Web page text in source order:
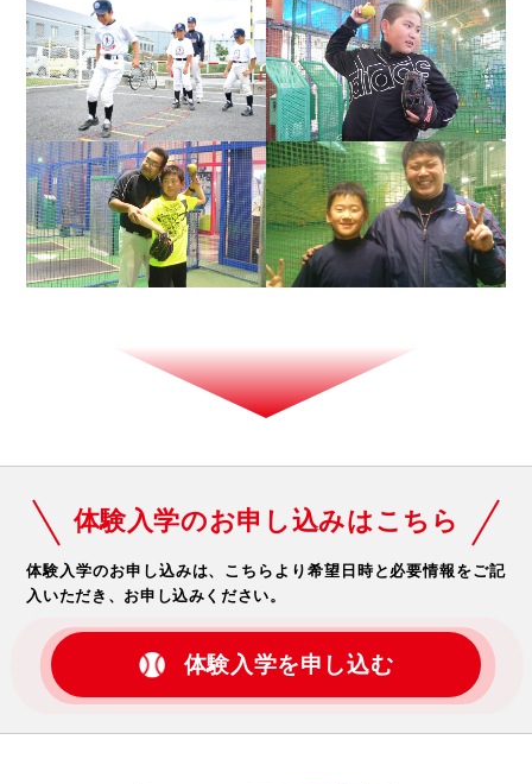
体験入学のお申し込みはこちら
体験入学のお申し込みは、こちらより希望日時と必要情報をご記
入いただき、お申し込みください。
体験入学を申し込む